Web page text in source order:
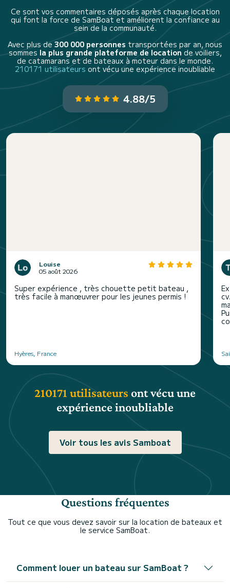
Ce sont vos commentaires déposés après chaque location
qui font la force de SamBoat et améliorent la confiance au
sein de la communauté.
Avec plus de300 000 personnes transportées par an, nous
sommes la plus grande plateforme de location de voiliers,
de catamarans et de bateaux à moteur dans le monde.
210171 utilisateurs ont vécu une expérience inoubliable
4.88/5
Louise
05 août 2026
Super expérience , très chouette petit bateau ,
très facile à manœuvrer pour les jeunes permis !
Hyères, France
210171 utilisateurs ont vécu une
expérience inoubliable
Voir tous les avis Samboat
Questions fréquentes
Tout ce que vous devez savoir sur la location de bateaux et
le service SamBoat.
Comment louer un bateau sur SamBoat ?